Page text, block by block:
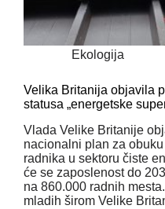
Ekologija
Velika Britanija objavila
statusa „energetske
Vlada Velike Britanije
nacionalni plan za
radnika u sektoru čiste
će se zaposlenost do
na 860.000 radnih
mladih širom Velike